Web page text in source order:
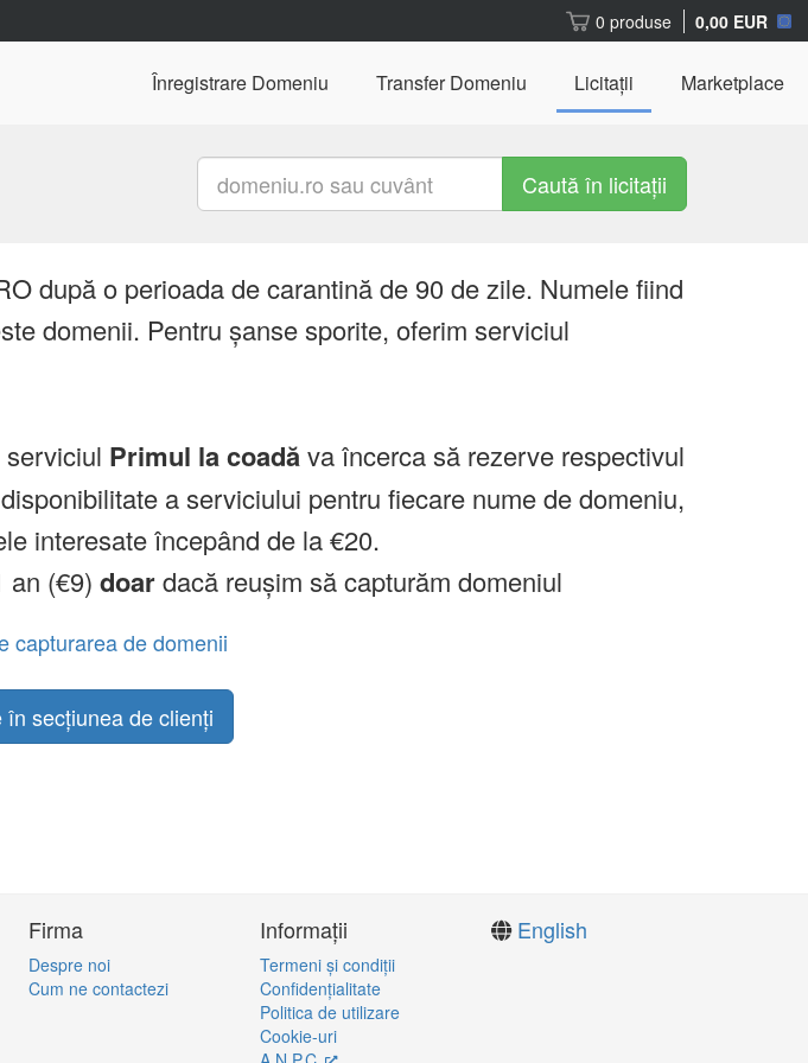
0 produse 0,00 EUR
Înregistrare Domeniu Transfer Domeniu Licitații Marketplace
Caută în licitații
după o perioada de carantină de 90 de zile. Numele fiind
domenii. Pentru șanse sporite, oferim serviciul
Primul la coadăva încerca să rezerve respectivul
a serviciului pentru fiecare nume de domeniu,
interesate începând de la €20.
an (€9) doardacă reușim să capturăm domeniul
capturarea de domenii
secțiunea de clienți
Firma
Despre noi
Cum ne contactezi
Informații
Termeni şi condiţii
Confidenţialitate
Politica de utilizare
Cookie-uri
English